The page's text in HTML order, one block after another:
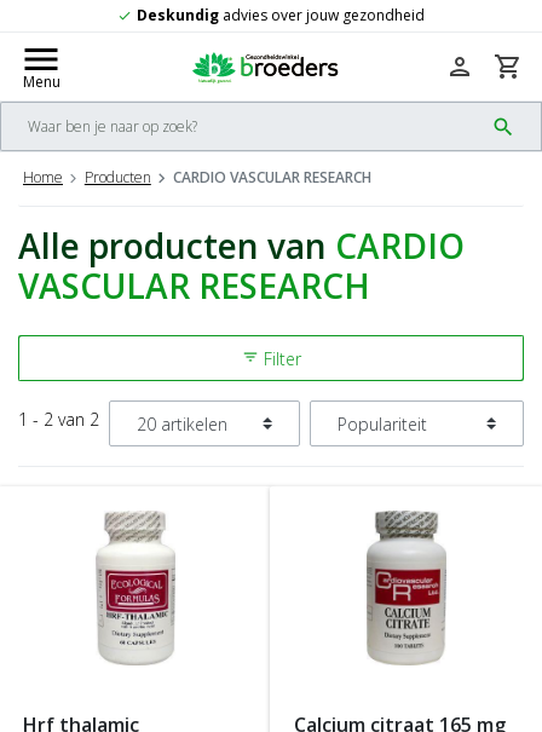
check Deskundig advies over jouw gezondheid
menu
Menu
search
person shopping_cart
Home Producten CARDIO VASCULAR RESEARCH
Alle producten van CARDIO
VASCULAR RESEARCH
filter_list Filter
1 - 2 van 2
hrf thalamic calcium citraat 165 mg